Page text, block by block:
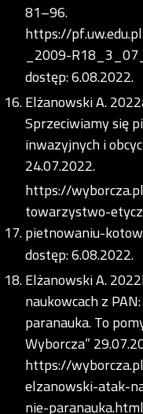
81–96.
https://
_2009-
dostęp: 6.08.2022.
Elżanowski A.
Sprzeciwiamy się
inwazyjnych i
24.07.2022.
https://
towarzystwo-
pietnowaniu-
dostęp: 6.08.2022.
Elżanowski A.
naukowcach z
paranauka. To
Wyborcza”
https://
elzanowski-atak-
nie-